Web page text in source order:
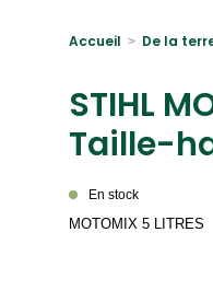
Accueil > De la
STIHL
Taille-
En stock
MOTOMIX 5 LITRES